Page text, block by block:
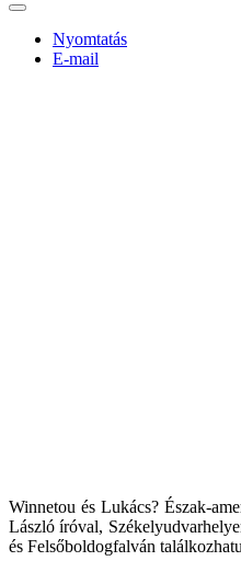
Nyomtatás
E-mail
Winnetou és Lukács? Észak-
László íróval,
és Felsőboldogfalván